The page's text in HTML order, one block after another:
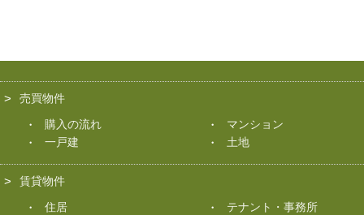
売買物件
購入の流れ
マンション
一戸建
土地
賃貸物件
住居
テナント・事務所